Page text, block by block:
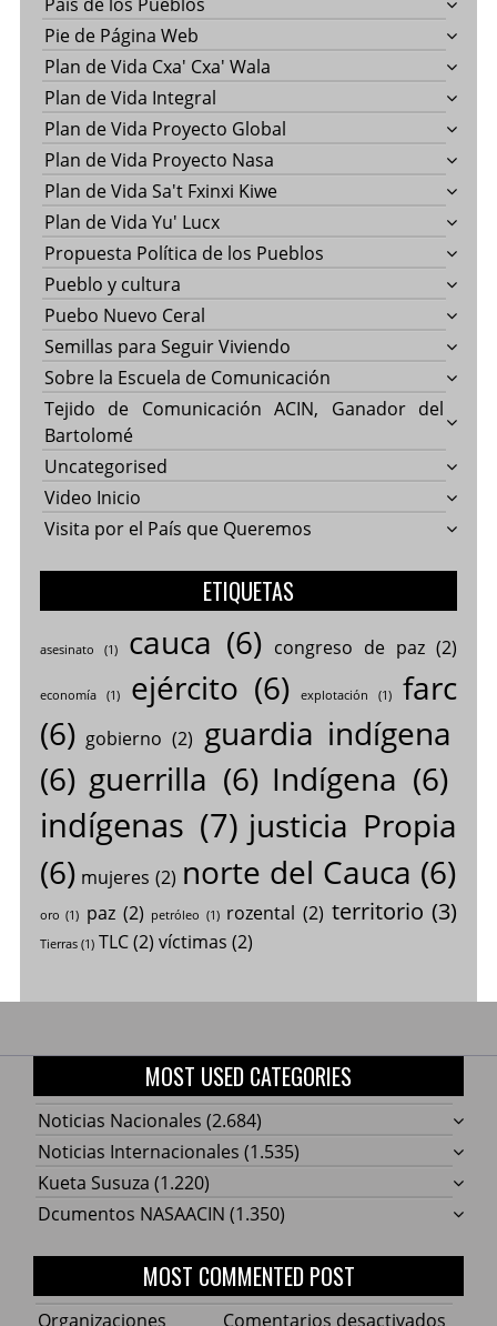
Pie de Página Web
Plan de Vida Cxa' Cxa' Wala
Plan de Vida Integral
Plan de Vida Proyecto Global
Plan de Vida Proyecto Nasa
Plan de Vida Sa't Fxinxi Kiwe
Plan de Vida Yu' Lucx
Propuesta Política de los Pueblos
Pueblo y cultura
Puebo Nuevo Ceral
Semillas para Seguir Viviendo
Sobre la Escuela de Comunicación
Tejido de Comunicación ACIN, Ganador del
Bartolomé
Uncategorised
Video Inicio
Visita por el País que Queremos
ETIQUETAS
asesinato (1) cauca (6) congreso de paz(2)
economía(1) ejército (6) explotación (1)
farc
(6) gobierno (2) guardia indígena
(6) guerrilla (6) Indígena (6)
indígenas (7) justicia Propia
(6) mujeres (2) norte del Cauca (6)
oro (1) paz (2) petróleo (1) rozental (2) territorio (3)
Tierras(1) TLC(2) víctimas (2)
MOST USED CATEGORIES
Noticias Nacionales (2.684)
Noticias Internacionales (1.535)
Kueta Susuza (1.220)
Dcumentos NASAACIN (1.350)
MOST COMMENTED POST
Comentarios desactivados
Organizaciones